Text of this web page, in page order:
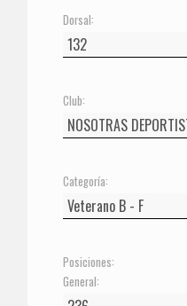
Dorsal:
Club:
Categoría:
Posiciones:
General: